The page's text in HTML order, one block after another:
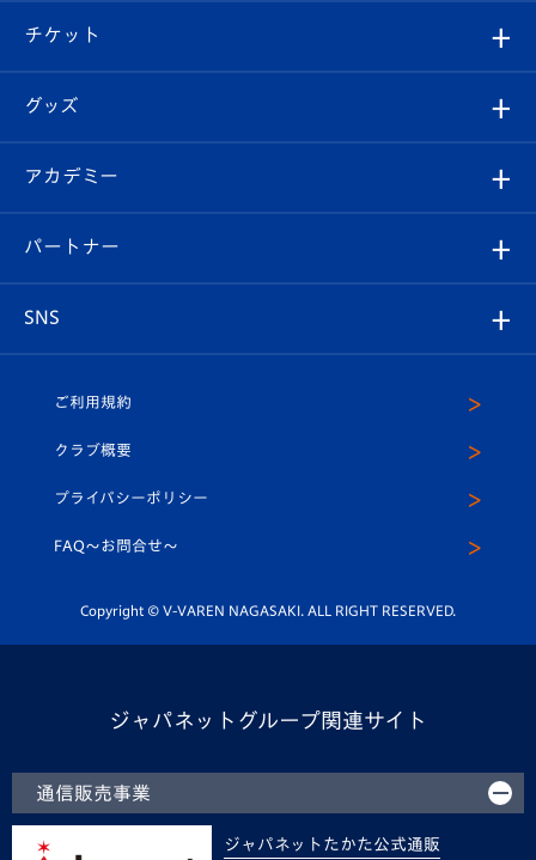
チケット
イベント
メディア
ホームタウン
クラブ概要
エンブレム紹介
スタッフプロフィール
マスコット紹介
平和祈念活動
ホームタウン活動
はじめての観戦ガイド
Revive Team
ヴィヴィくんの長崎おもてなしガイド
試合日程/結果
フォトギャラリー
スタジアムグルメ
チケット
チケット
V-LOVERS（ファンクラブ）
プレイヤーズスイート
グッズ
オンラインショップ
店舗情報
アカデミー
育成からのお知らせ
U-18
スクール
パートナー
SNS
ヴィヴィくんインスタグラム
公式LINE＠
ご利用規約
クラブ概要
プライバシーポリシー
FAQ〜お問合せ〜
Copyright © V-VAREN NAGASAKI. ALL RIGHT RESERVED.
ジャパネットグループ関連サイト
通信販売事業
ジャパネットたかた公式通販